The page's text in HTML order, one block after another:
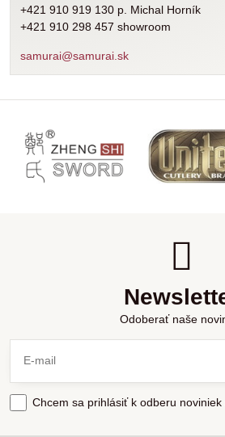
+421 910 919 130 p. Michal Horník
+421 910 298 457 showroom
samurai@samurai.sk
Odoberať naše
Chcem sa prihlásiť k odberu noviniek